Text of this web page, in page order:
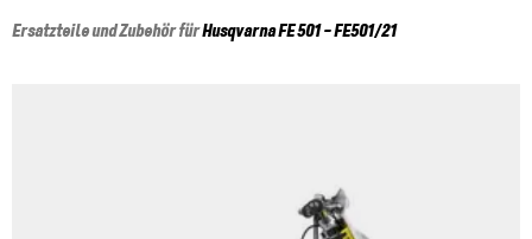
Ersatzteile und Zubehör fürHusqvarnaFE 501 - FE501/21